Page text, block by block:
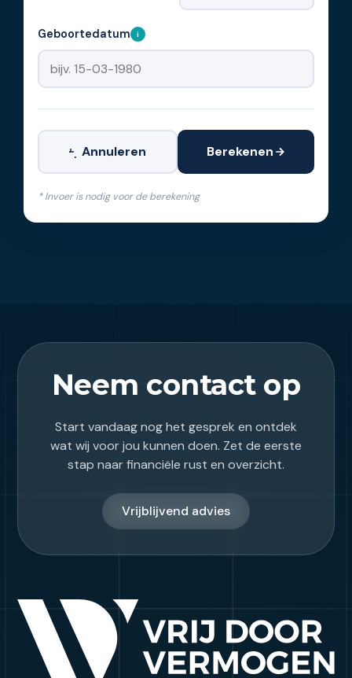
Geboortedatum i
Annuleren Berekenen
* Invoer is nodig voor de berekening
Neem contact op
Start vandaag nog het gesprek en ontdek
wat wij voor jou kunnen doen. Zet de eerste
stap naar financiële rust en overzicht.
Vrijblijvend advies